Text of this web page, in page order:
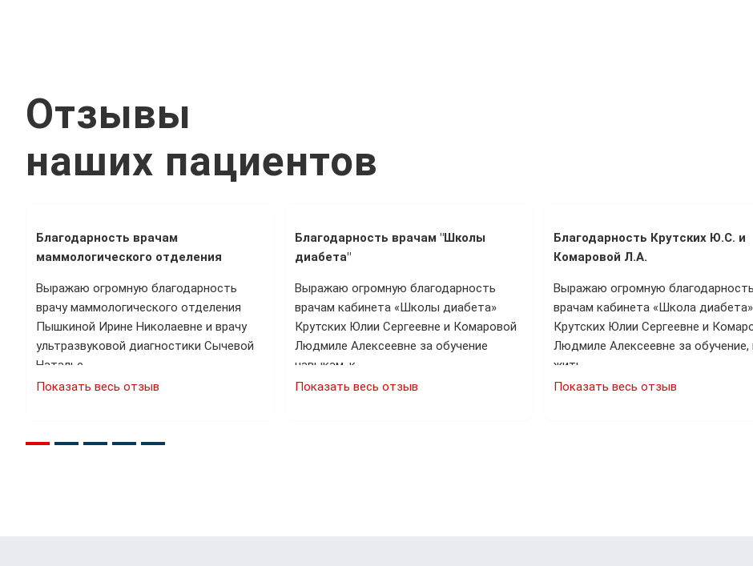
Отзывы
наших пациентов
Благодарность врачам
маммологического отделения
Выражаю огромную благодарность
врачу маммологического отделения
Пышкиной Ирине Николаевне и врачу
ультразвуковой диагностики Сычевой
Наталье…
Показать весь отзыв
Благодарность врачам "Школы
диабета"
Выражаю огромную благодарность
врачам кабинета «Школы диабета»
Крутских Юлии Сергеевне и Комаровой
Людмиле Алексеевне за обучение
навыкам, к…
Показать весь отзыв
Благодарность Крутских Ю.С. и
Комаровой Л.А.
Выражаю огромную благодарность
врачам кабинета «Школа диабета»
Крутских Юлии Сергеевне и
Людмиле Алексеевне за обучение,
жить…
Показать весь отзыв